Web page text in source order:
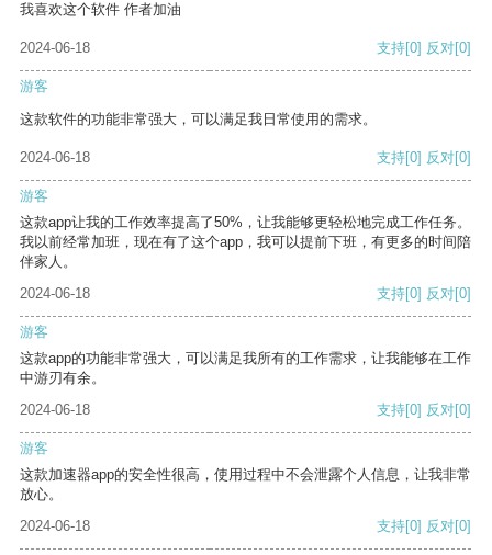
我喜欢这个软件 作者加油
2024-06-18 支持[0] 反对[0]
游客
这款软件的功能非常强大，可以满足我日常使用的需求。
2024-06-18 支持[0] 反对[0]
游客
这款app让我的工作效率提高了50%，让我能够更轻松地完成工作任务。
我以前经常加班，现在有了这个app，我可以提前下班，有更多的时间陪
伴家人。
2024-06-18
支持[0] 反对[0]
游客
这款app的功能非常强大，可以满足我所有的工作需求，让我能够在工作
中游刃有余。
2024-06-18
支持[0] 反对[0]
游客
这款加速器app的安全性很高，使用过程中不会泄露个人信息，让我非常
放心。
2024-06-18
支持[0] 反对[0]